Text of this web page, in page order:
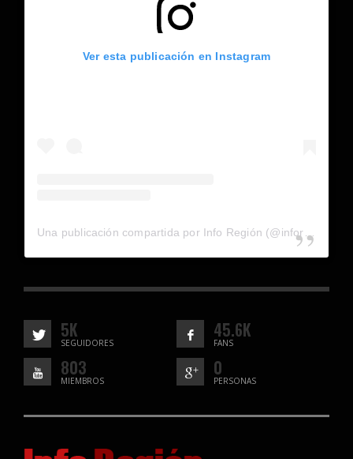
Ver esta publicación en Instagram
5K
SEGUIDORES
45.6K
FANS
803
MIEMBROS
0
PERSONAS